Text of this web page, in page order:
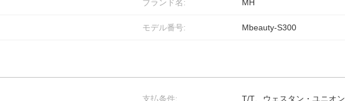
ブランド名: MH
モデル番号: Mbeauty-S300
支払条件: T/T、ウェスタン・ユニオ